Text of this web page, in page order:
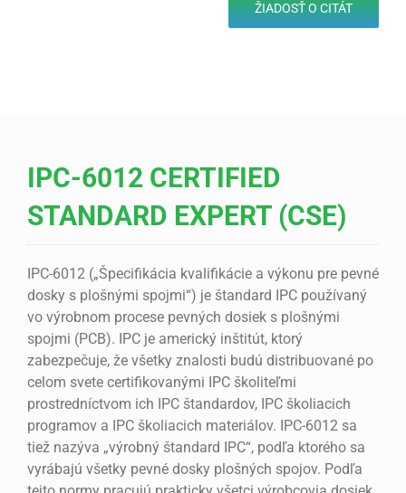
ŽIADOSŤ O CITÁT
IPC-6012 CERTIFIED
STANDARD EXPERT (CSE)
IPC-6012 („Špecifikácia kvalifikácie a výkonu pre pevné
dosky s plošnými spojmi“) je štandard IPC používaný
vo výrobnom procese pevných dosiek s plošnými
spojmi (PCB). IPC je americký inštitút, ktorý
zabezpečuje, že všetky znalosti budú distribuované po
celom svete certifikovanými IPC školiteľmi
prostredníctvom ich IPC štandardov, IPC školiacich
programov a IPC školiacich materiálov. IPC-6012 sa
tiež nazýva „výrobný štandard IPC“, podľa ktorého sa
vyrábajú všetky pevné dosky plošných spojov. Podľa